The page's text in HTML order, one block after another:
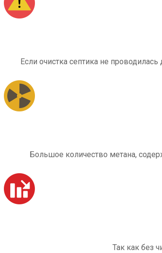
Если очистка септика не
Большое количество метана,
Так как без